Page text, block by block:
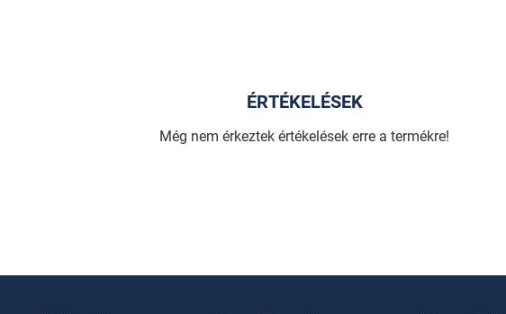
ÉRTÉKELÉSEK
Még nem érkeztek értékelések erre a termékre!